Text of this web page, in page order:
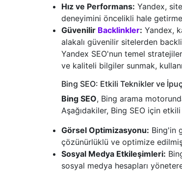
Hız ve Performans: Yandex,
deneyimini öncelikli hale
Güvenilir Backlinkler: Yandex,
alakalı güvenilir sitelerden
Yandex SEO'nun temel
ve kaliteli bilgiler sunmak,
Bing SEO: Etkili Teknikler ve
Bing SEO, Bing arama
Aşağıdakiler, Bing SEO için
Görsel Optimizasyonu: Bing'in
çözünürlüklü ve optimize
Sosyal Medya Etkileşimleri:
sosyal medya hesapları